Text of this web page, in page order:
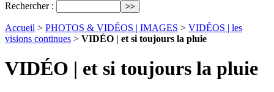
Rechercher :
Accueil > PHOTOS & VIDÉOS | IMAGES > VIDÉOS | les
visions continues > VIDÉO | et si toujours la pluie
VIDÉO | et si toujours la pluie